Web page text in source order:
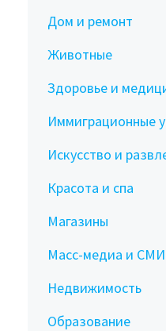
Дом и ремонт
Животные
Здоровье и
Иммиграционные
Искусство и
Красота и спа
Магазины
Масс-медиа и СМИ
Недвижимость
Образование